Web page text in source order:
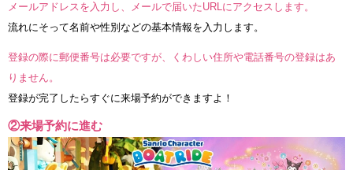
メールアドレスを入力し、メールで届いたURLにアクセスします。
流れにそって名前や性別などの基本情報を入力します。
登録の際に郵便番号は必要ですが、くわしい住所や電話番号の登録はあ
りません。
登録が完了したらすぐに来場予約ができますよ！
②来場予約に進む